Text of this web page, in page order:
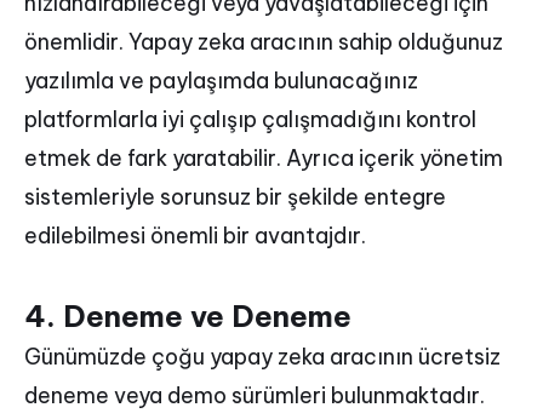
önemlidir. Yapay zeka aracının sahip olduğunuz
yazılımla ve paylaşımda bulunacağınız
platformlarla iyi çalışıp çalışmadığını kontrol
etmek de fark yaratabilir. Ayrıca içerik yönetim
sistemleriyle sorunsuz bir şekilde entegre
edilebilmesi önemli bir avantajdır.
4. Deneme ve Deneme
Günümüzde çoğu yapay zeka aracının ücretsiz
deneme veya demo sürümleri bulunmaktadır.